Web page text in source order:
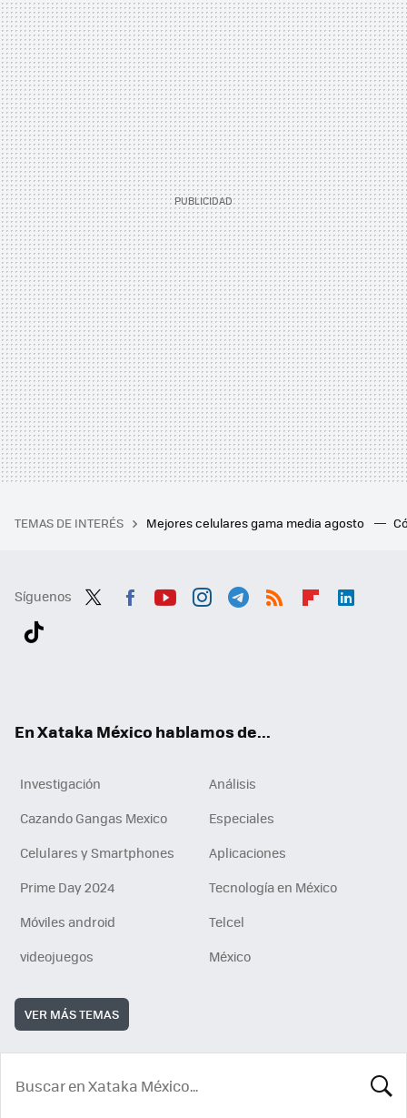
TEMAS DE INTERÉS Mejores celulares gama media agosto
Síguenos
En Xataka México hablamos de...
Investigación
Análisis
Cazando Gangas Mexico
Especiales
Celulares y Smartphones
Aplicaciones
Prime Day 2024
Tecnología en México
Móviles android
Telcel
videojuegos
México
VER MÁS TEMAS